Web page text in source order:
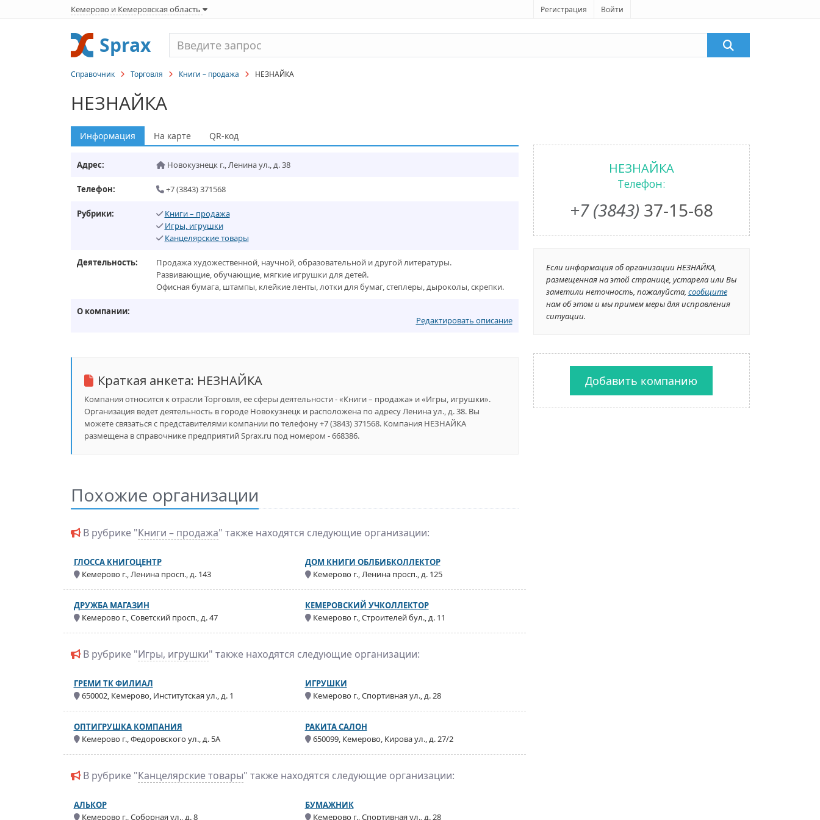
Кемерово и Кемеровская область Регистрация Войти
Sprax
Справочник Торговля Книги – продажа НЕЗНАЙКА
НЕЗНАЙКА
Информация На карте QR-код
Адрес: Новокузнецк г.,Ленина ул., д. 38
Телефон: +7 (3843) 371568
Рубрики:
Книги – продажа
Игры, игрушки
Канцелярские товары
Деятельность:
Продажа художественной, научной, образовательной и другой литературы.
Развивающие, обучающие, мягкие игрушки для детей.
Офисная бумага, штампы, клейкие ленты, лотки для бумаг, степлеры, дыроколы, скрепки.
О компании:
Редактировать описание
Краткая анкета: НЕЗНАЙКА
Компания относится к отрасли Торговля, ее сферы деятельности - «Книги – продажа» и «Игры, игрушки».
Организация ведет деятельность в городе Новокузнецк и расположена по адресу Ленина ул., д. 38. Вы
можете связаться с представителями компании по телефону +7 (3843) 371568. Компания НЕЗНАЙКА
размещена в справочнике предприятий Sprax.ru под номером - 668386.
Похожие организации
В рубрике "Книги – продажа" также находятся следующие организации:
ГЛОССА КНИГОЦЕНТР
Кемерово г., Ленина просп., д. 143
ДОМ КНИГИ ОБЛБИБКОЛЛЕКТОР
Кемерово г., Ленина просп., д. 125
ДРУЖБА МАГАЗИН
Кемерово г., Советский просп., д. 47
КЕМЕРОВСКИЙ УЧКОЛЛЕКТОР
Кемерово г., Строителей бул., д. 11
В рубрике "Игры, игрушки" также находятся следующие организации:
ГРЕМИ ТК ФИЛИАЛ
650002, Кемерово, Институтская ул., д. 1
ИГРУШКИ
Кемерово г., Спортивная ул., д. 28
ОПТИГРУШКА КОМПАНИЯ
Кемерово г., Федоровского ул., д. 5А
РАКИТА САЛОН
650099, Кемерово, Кирова ул., д. 27/2
В рубрике "Канцелярские товары" также находятся следующие организации:
АЛЬКОР
Кемерово г., Соборная ул., д. 8
БУМАЖНИК
Кемерово г., Спортивная ул., д. 28
НЕЗНАЙКА
Телефон:
+7 (3843) 37-15-68
Если информация об организации НЕЗНАЙКА,
размещенная на этой странице, устарела или Вы
заметили неточность, пожалуйста, сообщите
нам об этом и мы примем меры для исправления
ситуации.
Добавить компанию